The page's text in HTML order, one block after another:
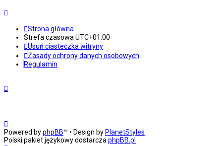
Strona główna
Strefa czasowaUTC+01:00
Usuń ciasteczka witryny
Zasady ochrony danych osobowych
Regulamin
Powered byphpBB™ • Design by PlanetStyles
Polski pakiet językowy dostarczaphpBB.pl